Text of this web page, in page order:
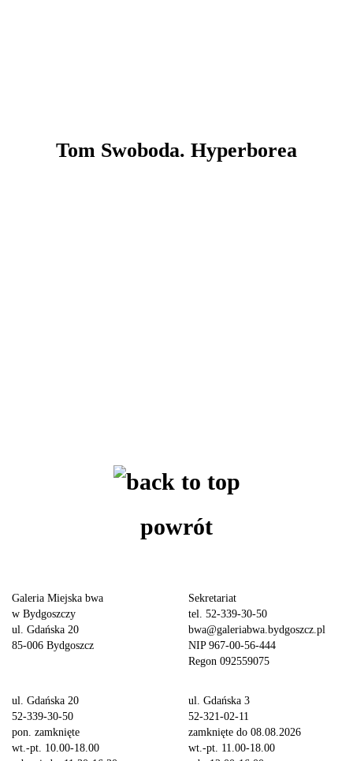
Tom Swoboda. Hyperborea
powrót
Galeria Miejska bwa
w Bydgoszczy
ul. Gdańska 20
85-006 Bydgoszcz
Sekretariat
tel. 52-339-30-50
bwa@galeriabwa.bydgoszcz.pl
NIP 967-00-56-444
Regon 092559075
ul. Gdańska 20
52-339-30-50
pon. zamknięte
wt.-pt. 10.00-18.00
ul. Gdańska 3
52-321-02-11
zamknięte do 08.08.2026
wt.-pt. 11.00-18.00